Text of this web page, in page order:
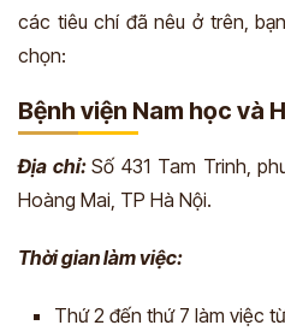
các tiêu chí đã nêu ở trên,
chọn:
Bệnh viện Nam học và
Địa chỉ:Số 431 Tam Trinh,
Hoàng Mai, TP Hà Nội.
Thời gian làm việc:
Thứ 2 đến thứ 7 làm việc